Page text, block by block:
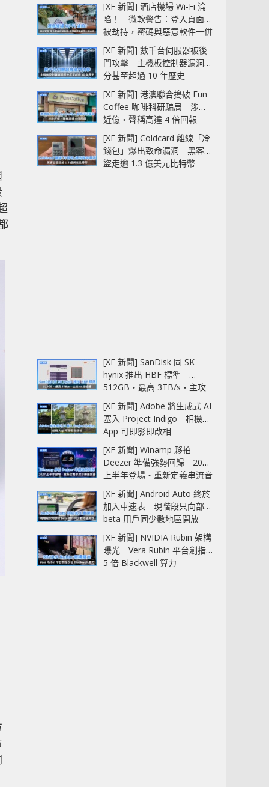
[XF 新聞] 酒店機場 Wi-Fi 淪
陷！ 微軟警告：登入頁面可
被劫持，密碼與惡意軟件一併
中招
[XF 新聞] 數千台伺服器被後
門攻擊 主機板控制器漏洞部
分甚至超過 10 年歷史
[XF 新聞] 港澳聯合搗破 Fun
Coffee 咖啡科研騙局 涉款
近億‧聲稱高達 4 倍回報
[XF 新聞] Coldcard 離線「冷
錢包」爆出致命漏洞 黑客已
盜走逾 1.3 億美元比特幣
[XF 新聞] SanDisk 同 SK
hynix 推出 HBF 標準
512GB‧最高 3TB/s‧主攻
AI 記憶體
[XF 新聞] Adobe 將生成式 AI
塞入 Project Indigo 相機
App 可即影即改相
[XF 新聞] Winamp 夥拍
Deezer 準備強勢回歸 2027
上半年登場‧重新定義串流音
樂播放器
[XF 新聞] Android Auto 終於
加入車速表 現階段只向部分
beta 用戶同少數地區開放
[XF 新聞] NVIDIA Rubin 架構
曝光 Vera Rubin 平台劍指
5 倍 Blackwell 算力